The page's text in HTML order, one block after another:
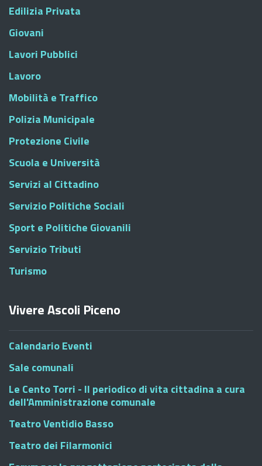
Edilizia Privata
Giovani
Lavori Pubblici
Lavoro
Mobilità e Traffico
Polizia Municipale
Protezione Civile
Scuola e Università
Servizi al Cittadino
Servizio Politiche Sociali
Sport e Politiche Giovanili
Servizio Tributi
Turismo
Vivere Ascoli Piceno
Calendario Eventi
Sale comunali
Le Cento Torri - Il periodico di vita cittadina a cura
dell'Amministrazione comunale
Teatro Ventidio Basso
Teatro dei Filarmonici